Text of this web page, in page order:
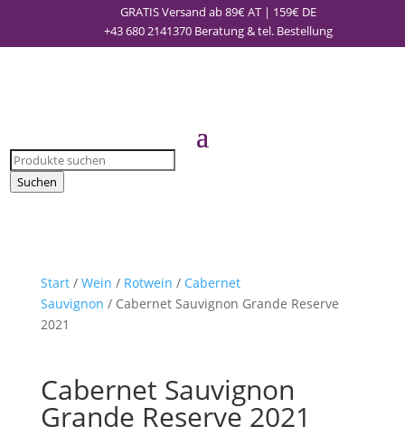
GRATIS Versand ab 89€ AT | 159€ DE
+43 680 2141370 Beratung & tel. Bestellung
Products
search
Suchen
Start/ Wein / Rotwein / Cabernet
Sauvignon / Cabernet Sauvignon Grande Reserve
2021
Cabernet Sauvignon
Grande Reserve 2021